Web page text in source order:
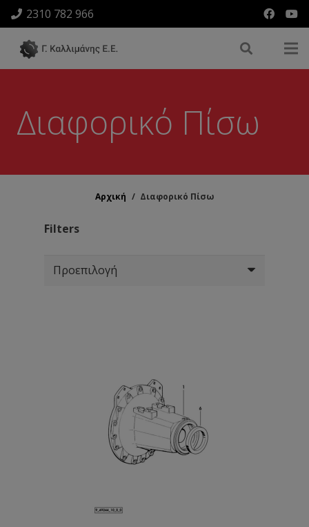
2310 782 966
Διαφορικό Πίσω
Αρχική / Διαφορικό Πίσω
Filters